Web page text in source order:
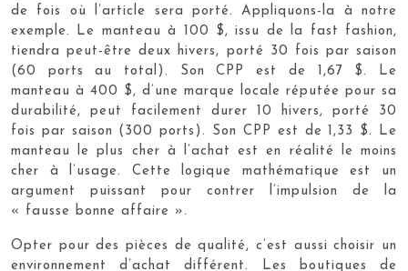
de fois où l’article sera porté. Appliquons-la à notre
exemple. Le manteau à 100 $, issu de la fast fashion,
tiendra peut-être deux hivers, porté 30 fois par saison
(60 ports au total). Son CPP est de 1,67 $. Le
manteau à 400 $, d’une marque locale réputée pour sa
durabilité, peut facilement durer 10 hivers, porté 30
fois par saison (300 ports). Son CPP est de 1,33 $. Le
manteau le plus cher à l’achat est en réalité le moins
cher à l’usage. Cette logique mathématique est un
argument puissant pour contrer l’impulsion de la
« fausse bonne affaire ».
Opter pour des pièces de qualité, c’est aussi choisir un
environnement d’achat différent. Les boutiques de